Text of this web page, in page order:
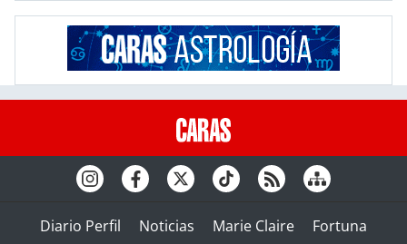
Diario Perfil Noticias Marie Claire
Fortuna